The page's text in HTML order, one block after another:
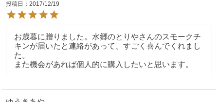
投稿日
2017/12/19
お歳暮に贈りました。水郷のとりやさんのスモークチ
キンが届いたと連絡があって、すごく喜んでくれまし
た。
また機会があれば個人的に購入したいと思います。